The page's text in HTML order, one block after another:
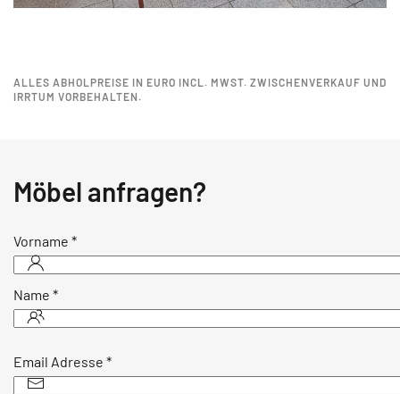
ALLES ABHOLPREISE IN EURO INCL. MWST. ZWISCHENVERKAUF UND
IRRTUM VORBEHALTEN.
Möbel anfragen?
Vorname *
Name *
Email Adresse *